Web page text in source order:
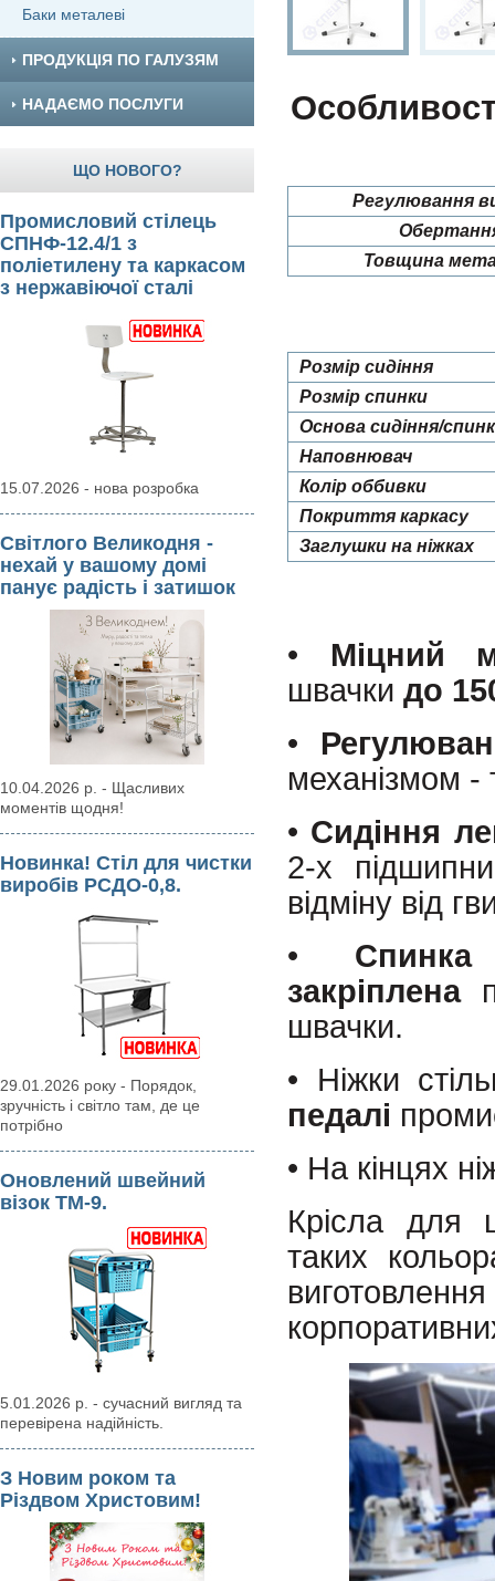
Баки металеві
ПРОДУКЦІЯ ПО ГАЛУЗЯМ
НАДАЄМО ПОСЛУГИ
ЩО НОВОГО?
Промисловий стілець
СПНФ-12.4/1 з
поліетилену та каркасом
з нержавіючої сталі
15.07.2026 - нова розробка
Світлого Великодня -
нехай у вашому домі
панує радість і затишок
10.04.2026 р. - Щасливих
моментів щодня!
Новинка! Стіл для чистки
виробів РСДО-0,8.
29.01.2026 року - Порядок,
зручність і світло там, де це
потрібно
Оновлений швейний
візок ТМ-9.
5.01.2026 р. - сучасний вигляд та
перевірена надійність.
З Новим роком та
Різдвом Христовим!
Регулювання
Товщина
Розмір сидіння
Розмір спинки
Основа сидіння/
Наповнювач
Колір оббивки
Покриття каркасу
Заглушки на ніжках
• Міцний
швачки до
•
механізмом
• Сидіння
2-х
відміну від
•
закріплена
швачки.
• Ніжки
педалі
• На кінцях
Крісла для
таких